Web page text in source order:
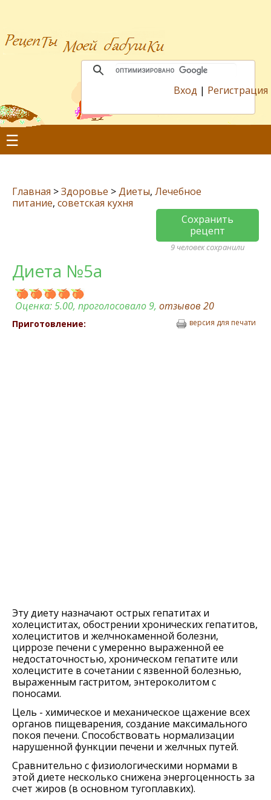
Вход | Регистрация
☰
Главная >Здоровье >Диеты, Лечебное
питание, советская кухня
Сохранить
рецепт
9 человек сохранили
Диета №5а
Оценка:5.00, проголосовало 9, отзывов 20
Приготовление: версия для печати
Эту диету назначают острых гепатитах и
холециститах, обострении хронических гепатитов,
холециститов и желчнокаменной болезни,
циррозе печени с умеренно выраженной ее
недостаточностью, хроническом гепатите или
холецистите в сочетании с язвенной болезнью,
выраженным гастритом, энтероколитом с
поносами.
Цель - химическое и механическое щажение всех
органов пищеварения, создание максимального
покоя печени. Способствовать нормализации
нарушенной функции печени и желчных путей.
Сравнительно с физиологическими нормами в
этой диете несколько снижена энергоценность за
счет жиров (в основном тугоплавких).